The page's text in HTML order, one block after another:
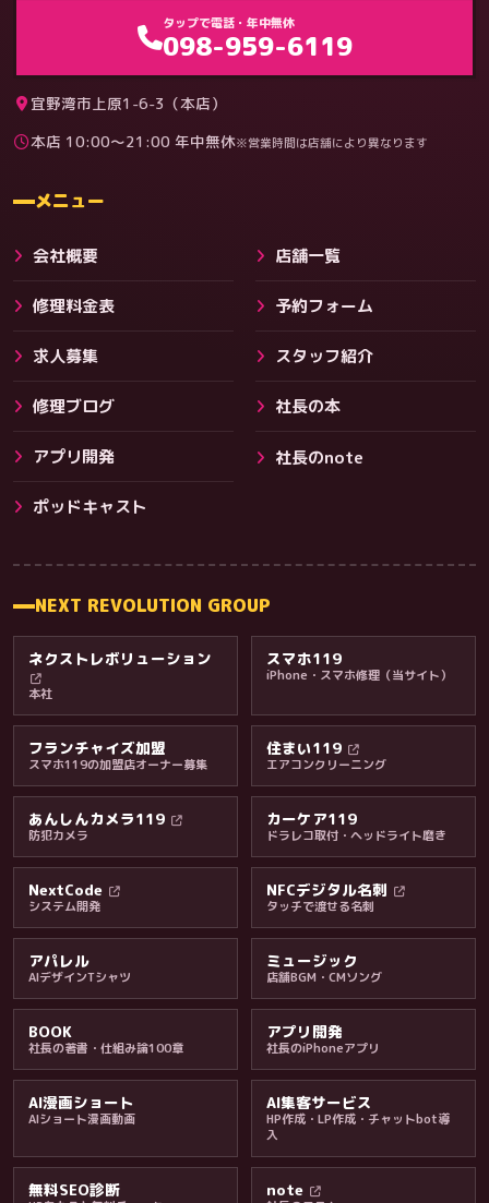
その他サービス
料金・保証・ご案内
料金
タップで電話・年中無休
098-959-6119
宜野湾市上原1-6-3（本店）
本店 10:00〜21:00 年中無休※営業時間は店舗により異なります
メニュー
会社概要 店舗一覧
修理料金表 予約フォーム
求人募集 スタッフ紹介
修理ブログ 社長の本
アプリ開発 社長のnote
ポッドキャスト
NEXT REVOLUTION GROUP
ネクストレボリューション
本社
スマホ119
iPhone・スマホ修理（当サイト）
フランチャイズ加盟
スマホ119の加盟店オーナー募集
住まい119
エアコンクリーニング
あんしんカメラ119
防犯カメラ
カーケア119
ドラレコ取付・ヘッドライト磨き
NextCode
システム開発
NFCデジタル名刺
タッチで渡せる名刺
アパレル
AIデザインTシャツ
ミュージック
店舗BGM・CMソング
BOOK
社長の著書・仕組み論100章
アプリ開発
社長のiPhoneアプリ
AI漫画ショート
AIショート漫画動画
AI集客サービス
HP作成・LP作成・チャットbot導
入
無料SEO診断 note